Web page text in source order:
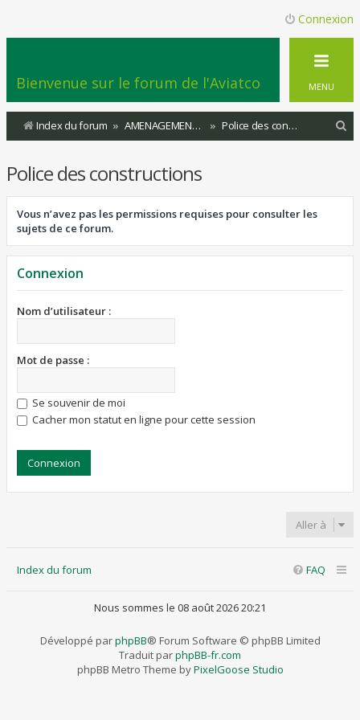
Connexion
Bienvenue sur le forum de l'Aviatco MENU
Index du forum AMENAGEMENT DU TERRITOIRE Police des constructions
c
Police des constructions
Vous n’avez pas les permissions requises pour consulter les
sujets de ce forum.
Connexion
Nom d’utilisateur :
Mot de passe :
Se souvenir de moi
Cacher mon statut en ligne pour cette session
Aller à
Index du forum FAQ
Nous sommes le 08 août 2026 20:21
Développé parphpBB® Forum Software © phpBB Limited
Traduit parphpBB-fr.com
phpBB Metro Theme byPixelGoose Studio